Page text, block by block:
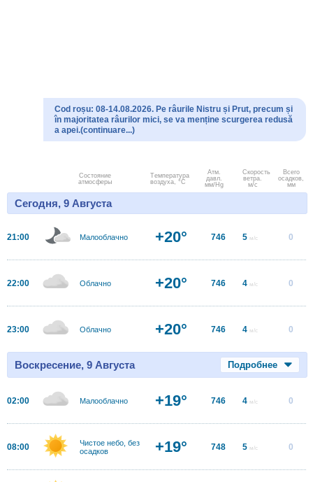
Cod roșu: 08-14.08.2026. Pe râurile Nistru și Prut, precum și
în majoritatea râurilor mici, se va menține scurgerea redusă
a apei.(continuare...)
Состояние
атмосферы
Температура
воздуха, °C
Атм.
давл.
мм/Hg
Скорость
ветра.
м/с
Всего
осадков,
мм
Сегодня, 9 Августа
21:00 Малооблачно +20° 746 5 м/с 0
22:00 Облачно +20° 746 4 м/с 0
23:00 Облачно +20° 746 4 м/с 0
Воскресение, 9 Августа Подробнее
02:00 Малооблачно +19° 746 4 м/с 0
08:00
Чистое небо, без
осадков
+19° 748 5 м/с 0